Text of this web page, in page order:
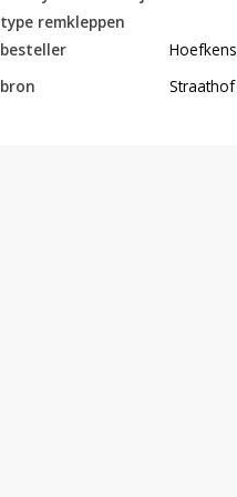
type remkleppen
besteller
Hoefkens
bron
Straathof